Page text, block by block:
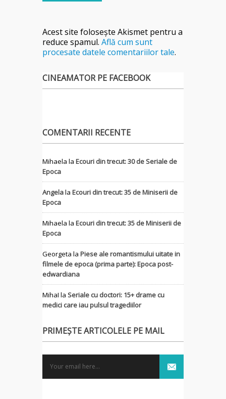
Acest site folosește Akismet pentru a
reduce spamul. Află cum sunt
procesate datele comentariilor tale.
CINEAMATOR PE FACEBOOK
COMENTARII RECENTE
Mihaela la Ecouri din trecut: 30 de Seriale de
Epoca
Angelala Ecouri din trecut: 35 de Miniserii de
Epoca
Mihaela la Ecouri din trecut: 35 de Miniserii de
Epoca
Georgeta la Piese ale romantismului uitate in
filmele de epoca (prima parte): Epoca post-
edwardiana
MihaI la Seriale cu doctori: 15+ drame cu
medici care iau pulsul tragediilor
PRIMEȘTE ARTICOLELE PE MAIL